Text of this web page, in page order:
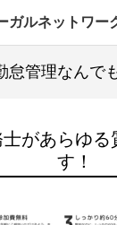
ガルネットワー
怠管理なんで
があらゆる
す！